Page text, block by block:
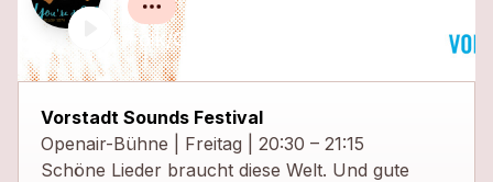
Folk/Country
Vorstadt Sounds Festival
Openair-Bühne | Freitag | 20:30 – 21:15
Schöne Lieder braucht diese Welt. Und gute